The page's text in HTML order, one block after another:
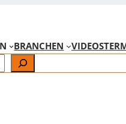
BRANCHEN VIDEOS